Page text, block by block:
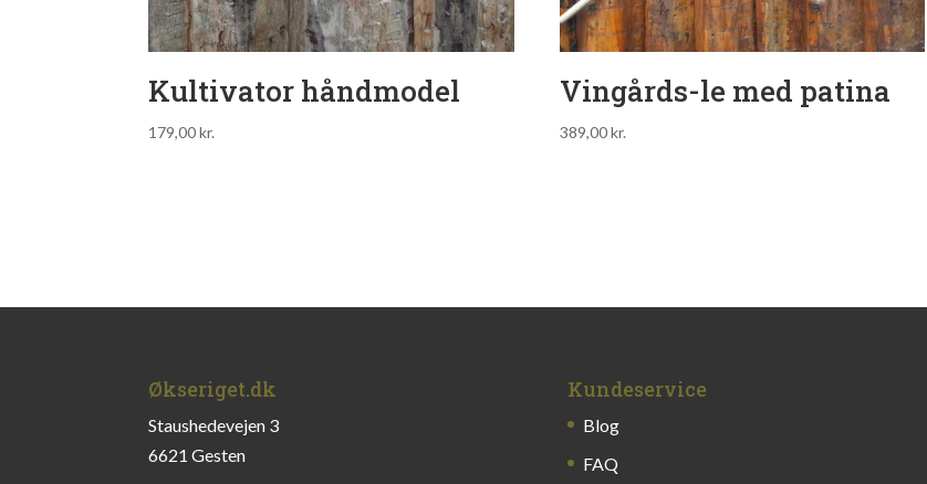
Kultivator håndmodel
179,00kr.
Vingårds-le med patina
389,00kr.
Økseriget.dk
Staushedevejen 3
6621 Gesten
Kundeservice
Blog
FAQ